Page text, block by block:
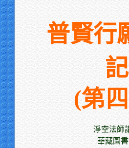
普賢行
記
(第
淨空法師
華藏圖